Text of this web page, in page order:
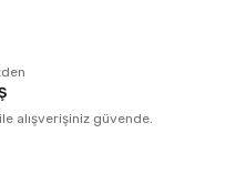
alışverişiniz güvende.